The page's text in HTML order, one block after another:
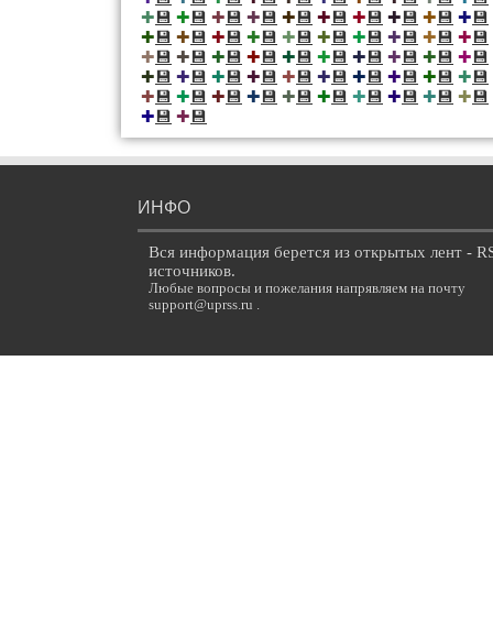
✚💾 ✚💾 ✚💾 ✚💾 ✚💾 ✚💾 ✚💾 ✚💾 ✚💾 ✚💾
✚💾 ✚💾 ✚💾 ✚💾 ✚💾 ✚💾 ✚💾 ✚💾 ✚💾 ✚💾
✚💾 ✚💾 ✚💾 ✚💾 ✚💾 ✚💾 ✚💾 ✚💾 ✚💾 ✚💾
✚💾 ✚💾 ✚💾 ✚💾 ✚💾 ✚💾 ✚💾 ✚💾 ✚💾 ✚💾
✚💾 ✚💾 ✚💾 ✚💾 ✚💾 ✚💾 ✚💾 ✚💾 ✚💾 ✚💾
✚💾 ✚💾
ИНФО
Вся информация берется из открытых лент -
источников.
Любые вопросы и пожелания напрявляем на почту
support@uprss.ru .